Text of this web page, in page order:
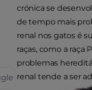
crónica se
de tempo mais
renal nos gatos é
raças, como a raça
problemas
renal tende a ser